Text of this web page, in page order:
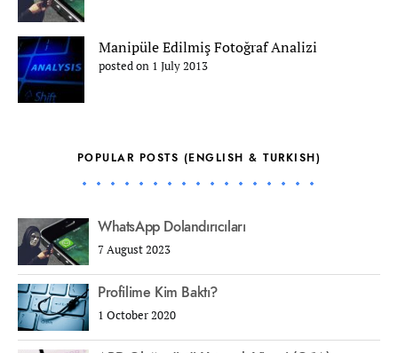
Manipüle Edilmiş Fotoğraf Analizi
posted on 1 July 2013
POPULAR POSTS (ENGLISH & TURKISH)
WhatsApp Dolandırıcıları
7 August 2023
Profilime Kim Baktı?
1 October 2020